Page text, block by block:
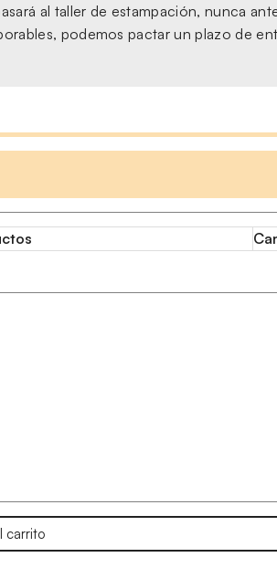
al taller de estampación, nunca
podemos pactar un plazo de
carrito